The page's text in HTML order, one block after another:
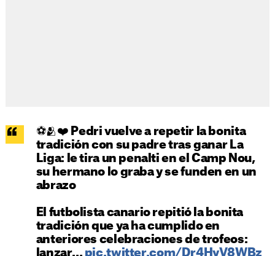
⚽️🫂❤️ Pedri vuelve a repetir la bonita
tradición con su padre tras ganar La
Liga: le tira un penalti en el Camp Nou,
su hermano lo graba y se funden en un
abrazo
El futbolista canario repitió la bonita
tradición que ya ha cumplido en
anteriores celebraciones de trofeos:
lanzar… pic.twitter.com/Dr4HyV8WBz